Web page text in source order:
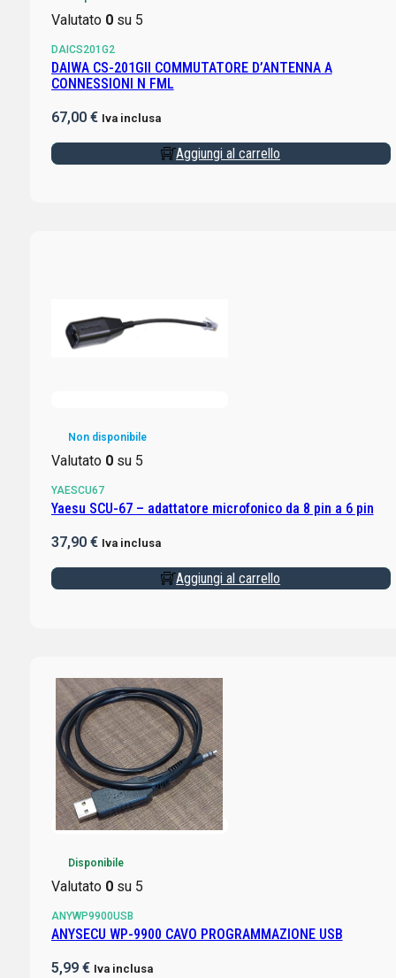
Valutato 0su 5
DAICS201G2
DAIWA CS-201GII COMMUTATORE D’ANTENNA A
CONNESSIONI N FML
67,00 € Iva inclusa
Aggiungi al carrello
Non disponibile
Valutato 0su 5
YAESCU67
Yaesu SCU-67 – adattatore microfonico da 8 pin a 6 pin
37,90 € Iva inclusa
Aggiungi al carrello
Disponibile
Valutato 0su 5
ANYWP9900USB
ANYSECU WP-9900 CAVO PROGRAMMAZIONE USB
5,99 € Iva inclusa